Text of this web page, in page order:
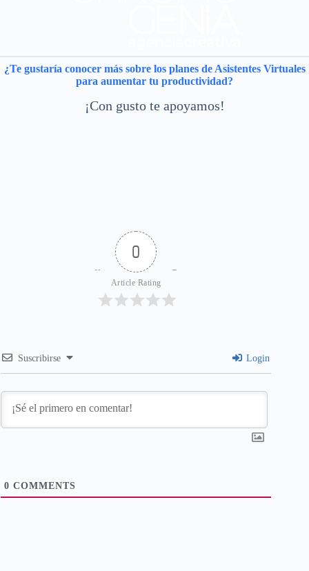
¿Te gustaría conocer más sobre los planes de Asistentes Virtuales
para aumentar tu productividad?
¡Con gusto te apoyamos!
0
Article Rating
Suscribirse Login
0 COMMENTS